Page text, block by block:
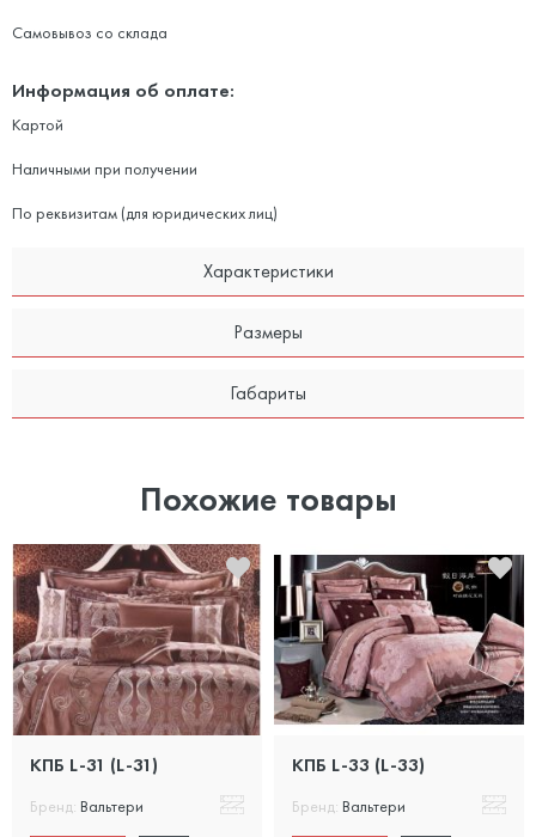
Самовывоз со склада
Информация об оплате:
Картой
Наличными при получении
По реквизитам (для юридических лиц)
Характеристики
Размеры
Габариты
Похожие товары
КПБ L-31 (L-31)
Бренд: Вальтери
КПБ L-33 (L-33)
Бренд: Вальтери